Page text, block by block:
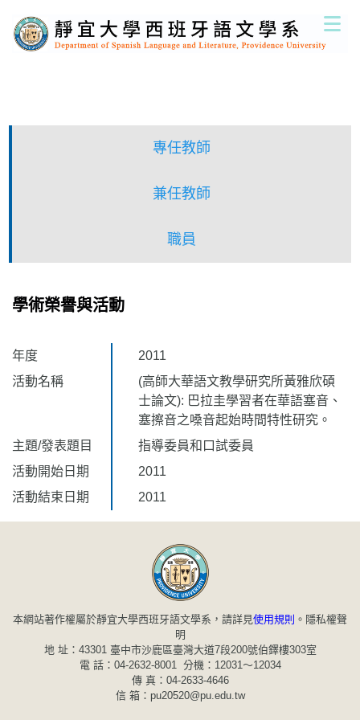
到
主
專任教師
兼任教師
職員
學術榮譽與活動
年度
2011
活動名稱
(高師大華語文教學研究所黃雅欣碩
士論文): 巴拉圭學習者在華語塞音、
塞擦音之嗓音起始時間特性研究。
主題/發表題目
指導委員和口試委員
活動開始日期
2011
活動結束日期
2011
本網站著作權屬於靜宜大學西班牙語文學系，請詳見使用規則 。 隱私權聲
明
地 址：43301 臺中市沙鹿區臺灣大道7段200號伯鐸樓303室
電 話：04-2632-8001 分機：12031～12034
傳 真：04-2633-4646
信 箱：pu20520@pu.edu.tw